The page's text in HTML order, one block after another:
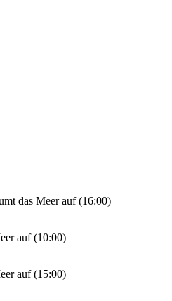
das Meer auf(16:00)
auf(10:00)
auf(15:00)